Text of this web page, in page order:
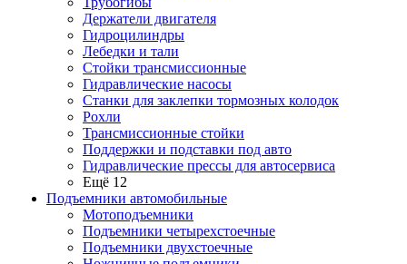
Держатели двигателя
Гидроцилиндры
Лебедки и тали
Стойки трансмиссионные
Гидравлические насосы
Cтанки для заклепки тормозных колодок
Рохли
Трансмиссионные стойки
Поддержки и подставки под авто
Гидравлические прессы для автосервиса
Ещё 12
Подъемники автомобильные
Мотоподъемники
Подъемники четырехстоечные
Подъемники двухстоечные